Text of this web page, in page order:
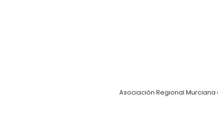
Asociación Regional Murciana